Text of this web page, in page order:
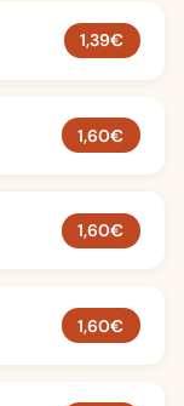
1,39€
1,60€
1,60€
1,60€